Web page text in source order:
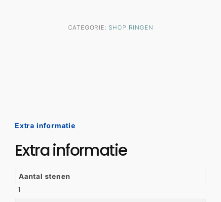
CATEGORIE: SHOP RINGEN
Extra informatie
Extra informatie
Aantal stenen
1